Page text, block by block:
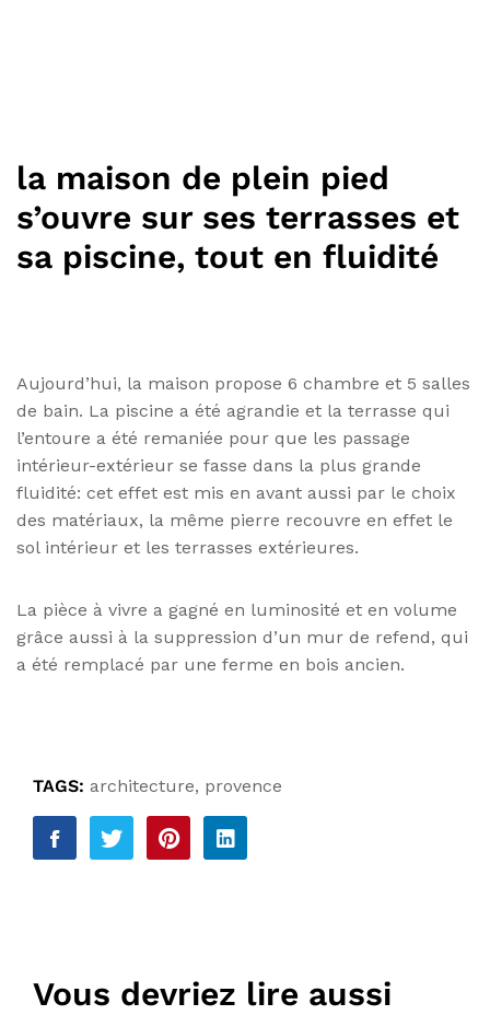
la maison de plein pied
s’ouvre sur ses terrasses et
sa piscine, tout en fluidité
Aujourd’hui, la maison propose 6 chambre et 5 salles
de bain. La piscine a été agrandie et la terrasse qui
l’entoure a été remaniée pour que les passage
intérieur-extérieur se fasse dans la plus grande
fluidité: cet effet est mis en avant aussi par le choix
des matériaux, la même pierre recouvre en effet le
sol intérieur et les terrasses extérieures.
La pièce à vivre a gagné en luminosité et en volume
grâce aussi à la suppression d’un mur de refend, qui
a été remplacé par une ferme en bois ancien.
TAGS: architecture, provence
Vous devriez lire aussi